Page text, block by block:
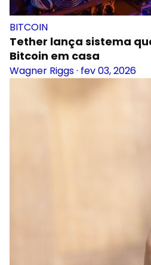
BITCOIN
Tether lança sistema
Bitcoin em casa
Wagner Riggs· fev 03, 2026